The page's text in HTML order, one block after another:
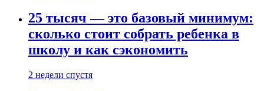
25 тысяч — это базовый минимум:
сколько стоит собрать ребенка в
школу и как сэкономить
2 недели спустя